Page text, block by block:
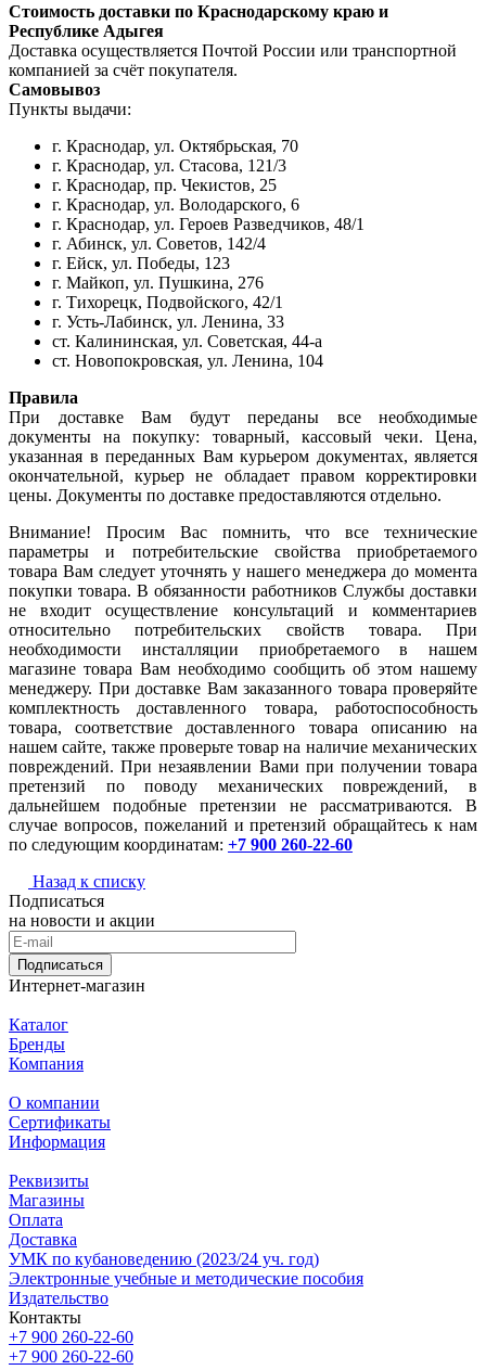
Стоимость доставки по Краснодарскому краю и
Республике Адыгея
Доставка осуществляется Почтой России или транспортной
компанией за счёт покупателя.
Самовывоз
Пункты выдачи:
г. Краснодар, ул. Октябрьская, 70
г. Краснодар, ул. Стасова, 121/3
г. Краснодар, пр. Чекистов, 25
г. Краснодар, ул. Володарского, 6
г. Краснодар, ул. Героев Разведчиков, 48/1
г. Абинск, ул. Советов, 142/4
г. Ейск, ул. Победы, 123
г. Майкоп, ул. Пушкина, 276
г. Тихорецк, Подвойского, 42/1
г. Усть-Лабинск, ул. Ленина, 33
ст. Калининская, ул. Советская, 44-а
ст. Новопокровская, ул. Ленина, 104
Правила
При доставке Вам будут переданы все необходимые
документы на покупку: товарный, кассовый чеки. Цена,
указанная в переданных Вам курьером документах, является
окончательной, курьер не обладает правом корректировки
цены. Документы по доставке предоставляются отдельно.
Внимание! Просим Вас помнить, что все технические
параметры и потребительские свойства приобретаемого
товара Вам следует уточнять у нашего менеджера до момента
покупки товара. В обязанности работников Службы доставки
не входит осуществление консультаций и комментариев
относительно потребительских свойств товара. При
необходимости инсталляции приобретаемого в нашем
магазине товара Вам необходимо сообщить об этом нашему
менеджеру. При доставке Вам заказанного товара проверяйте
комплектность доставленного товара, работоспособность
товара, соответствие доставленного товара описанию на
нашем сайте, также проверьте товар на наличие механических
повреждений. При незаявлении Вами при получении товара
претензий по поводу механических повреждений, в
дальнейшем подобные претензии не рассматриваются. В
случае вопросов, пожеланий и претензий обращайтесь к нам
по следующим координатам: +7 900 260-22-60
Назад к списку
Подписаться
на новости и акции
Подписаться
Интернет-магазин
Каталог
Бренды
Компания
О компании
Сертификаты
Информация
Реквизиты
Магазины
Oплата
Доставка
УМК по кубановедению (2023/24 уч. год)
Электронные учебные и методические пособия
Издательство
Контакты
+7 900 260-22-60
+7 900 260-22-60